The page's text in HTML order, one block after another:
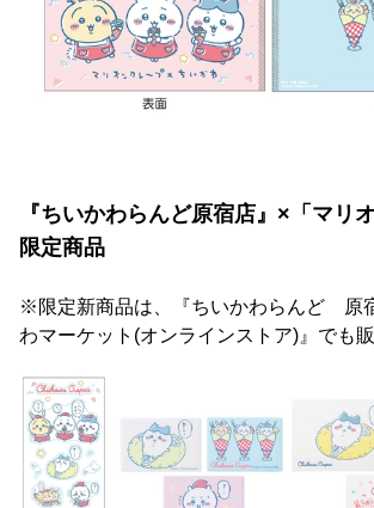
『ちいかわらんど原宿店』×「マリ
限定商品
※限定新商品は、『ちいかわらんど 原
わマーケット(オンラインストア)』でも